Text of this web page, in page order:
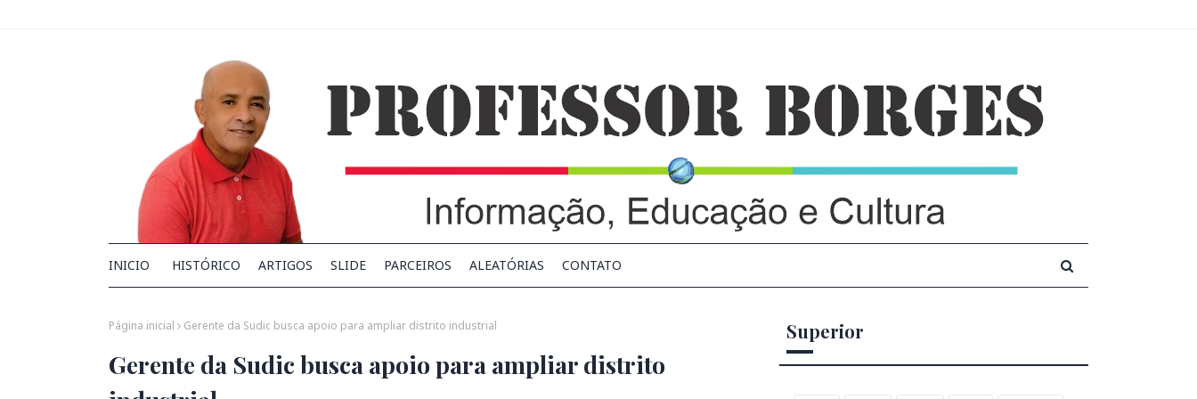
INICIO HISTÓRICO ARTIGOS SLIDE PARCEIROS ALEATÓRIAS CONTATO
Página inicial Gerente da Sudic busca apoio para ampliar distrito industrial
Gerente da Sudic busca apoio para ampliar distrito
Superior